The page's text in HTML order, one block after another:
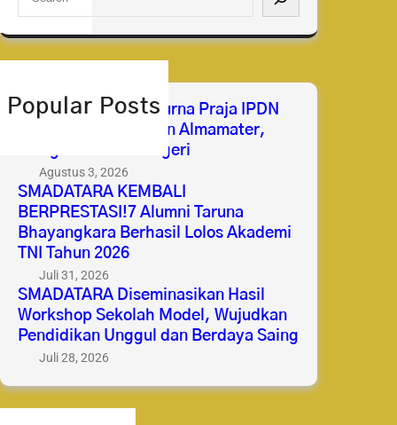
a
h
Popular Posts
Selamat & Sukses Purna Praja IPDN
2026 Membanggakan Almamater,
Mengabdi untuk Negeri
Agustus 3, 2026
SMADATARA KEMBALI
BERPRESTASI!7 Alumni Taruna
Bhayangkara Berhasil Lolos Akademi
TNI Tahun 2026
Juli 31, 2026
SMADATARA Diseminasikan Hasil
Workshop Sekolah Model, Wujudkan
Pendidikan Unggul dan Berdaya Saing
Juli 28, 2026